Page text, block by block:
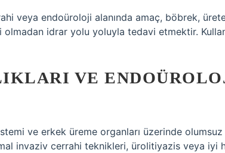
veya endoüroloji alanında amaç, böbrek,
olmadan idrar yolu yoluyla tedavi etmektir.
VE
ve erkek üreme organları üzerinde olumsuz
invaziv cerrahi teknikleri, ürolitiyazis veya iyi